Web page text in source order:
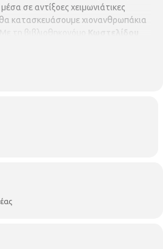
σε αντίξοες χειμωνιάτικες
κατασκευάσουμε χιονανθρωπάκια
τη βιβλιοθηκονόμο
Κωστελίδου
δικτύου Βιβλιοθηκών του Δήμου